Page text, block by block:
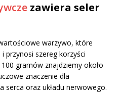
zawiera seler
warzywo, które
przynosi szereg korzyści
gramów znajdziemy około
znaczenie dla
serca oraz układu nerwowego.